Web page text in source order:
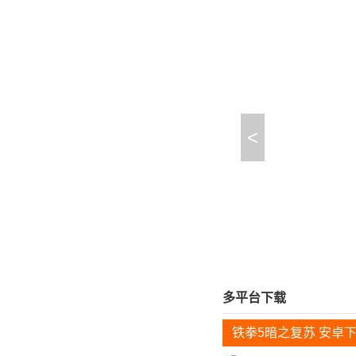
<
多平台下载
铁拳5暗之复苏 安卓